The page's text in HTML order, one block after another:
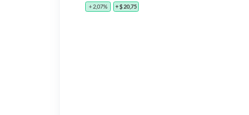
+ 2,07% + $ 20,75